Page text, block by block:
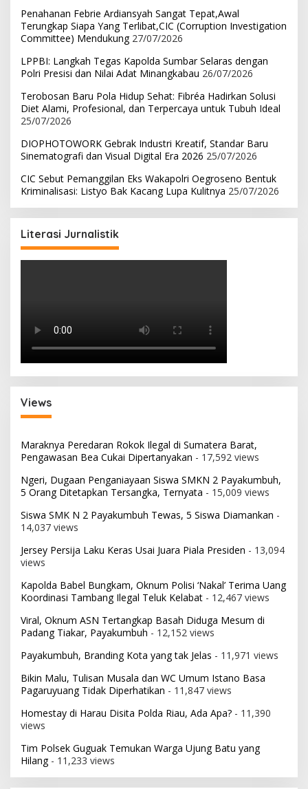
Penahanan Febrie Ardiansyah Sangat Tepat,Awal
Terungkap Siapa Yang Terlibat,CIC (Corruption Investigation
Committee) Mendukung 27/07/2026
LPPBI: Langkah Tegas Kapolda Sumbar Selaras dengan
Polri Presisi dan Nilai Adat Minangkabau 26/07/2026
Terobosan Baru Pola Hidup Sehat: Fibréa Hadirkan Solusi
Diet Alami, Profesional, dan Terpercaya untuk Tubuh Ideal
25/07/2026
DIOPHOTOWORK Gebrak Industri Kreatif, Standar Baru
Sinematografi dan Visual Digital Era 2026 25/07/2026
CIC Sebut Pemanggilan Eks Wakapolri Oegroseno Bentuk
Kriminalisasi: Listyo Bak Kacang Lupa Kulitnya 25/07/2026
Literasi Jurnalistik
Views
Maraknya Peredaran Rokok Ilegal di Sumatera Barat,
Pengawasan Bea Cukai Dipertanyakan - 17,592 views
Ngeri, Dugaan Penganiayaan Siswa SMKN 2 Payakumbuh,
5 Orang Ditetapkan Tersangka, Ternyata - 15,009 views
Siswa SMK N 2 Payakumbuh Tewas, 5 Siswa Diamankan -
14,037 views
Jersey Persija Laku Keras Usai Juara Piala Presiden - 13,094
views
Kapolda Babel Bungkam, Oknum Polisi ‘Nakal’ Terima Uang
Koordinasi Tambang Ilegal Teluk Kelabat - 12,467 views
Viral, Oknum ASN Tertangkap Basah Diduga Mesum di
Padang Tiakar, Payakumbuh - 12,152 views
Payakumbuh, Branding Kota yang tak Jelas - 11,971 views
Bikin Malu, Tulisan Musala dan WC Umum Istano Basa
Pagaruyuang Tidak Diperhatikan - 11,847 views
Homestay di Harau Disita Polda Riau, Ada Apa? - 11,390
views
Tim Polsek Guguak Temukan Warga Ujung Batu yang
Hilang- 11,233 views